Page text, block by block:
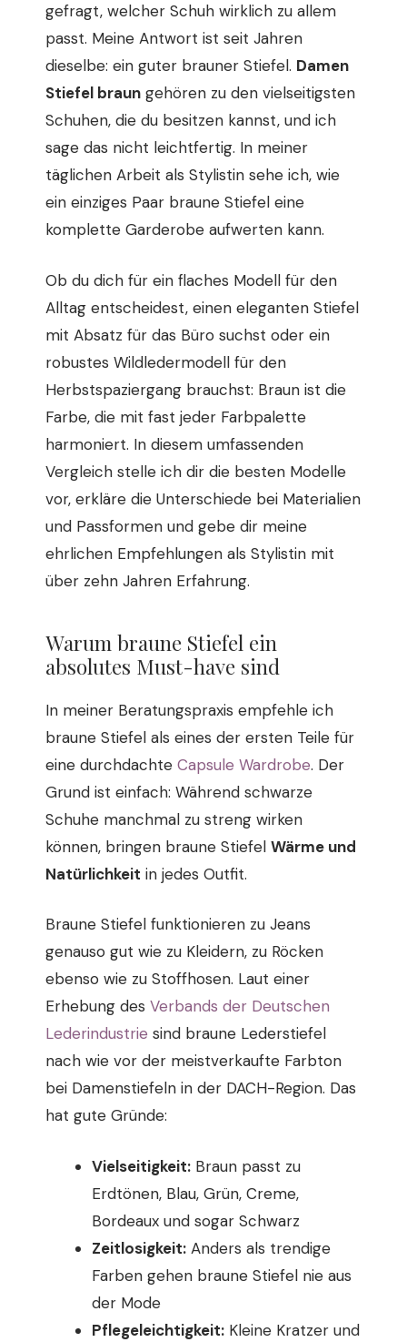
gefragt, welcher Schuh wirklich zu allem
passt. Meine Antwort ist seit Jahren
dieselbe: ein guter brauner Stiefel. Damen
Stiefel braun gehören zu den vielseitigsten
Schuhen, die du besitzen kannst, und ich
sage das nicht leichtfertig. In meiner
täglichen Arbeit als Stylistin sehe ich, wie
ein einziges Paar braune Stiefel eine
komplette Garderobe aufwerten kann.
Ob du dich für ein flaches Modell für den
Alltag entscheidest, einen eleganten Stiefel
mit Absatz für das Büro suchst oder ein
robustes Wildledermodell für den
Herbstspaziergang brauchst: Braun ist die
Farbe, die mit fast jeder Farbpalette
harmoniert. In diesem umfassenden
Vergleich stelle ich dir die besten Modelle
vor, erkläre die Unterschiede bei Materialien
und Passformen und gebe dir meine
ehrlichen Empfehlungen als Stylistin mit
über zehn Jahren Erfahrung.
Warum braune Stiefel ein
absolutes Must-have sind
In meiner Beratungspraxis empfehle ich
braune Stiefel als eines der ersten Teile für
eine durchdachte Capsule Wardrobe. Der
Grund ist einfach: Während schwarze
Schuhe manchmal zu streng wirken
können, bringen braune Stiefel Wärme und
Natürlichkeit in jedes Outfit.
Braune Stiefel funktionieren zu Jeans
genauso gut wie zu Kleidern, zu Röcken
ebenso wie zu Stoffhosen. Laut einer
Erhebung des Verbands der Deutschen
Lederindustrie sind braune Lederstiefel
nach wie vor der meistverkaufte Farbton
bei Damenstiefeln in der DACH-Region. Das
hat gute Gründe:
Vielseitigkeit: Braun passt zu
Erdtönen, Blau, Grün, Creme,
Bordeaux und sogar Schwarz
Zeitlosigkeit: Anders als trendige
Farben gehen braune Stiefel nie aus
der Mode
Pflegeleichtigkeit: Kleine Kratzer und